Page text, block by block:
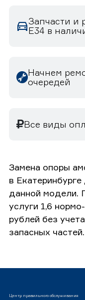
Запчасти и
E34 в
Начнем
очередей
Все виды
Замена опоры
в
данной модели.
услуги 1,6
рублей без
запасных частей.
Центр правильного обслуживания